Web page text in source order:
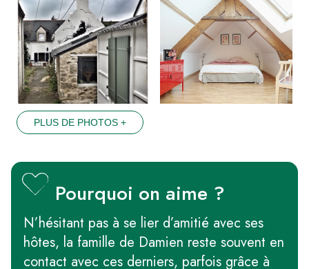
PLUS DE PHOTOS +
Pourquoi on aime ?
N’hésitant pas à se lier d’amitié avec ses
hôtes, la famille de Damien reste souvent en
contact avec ces derniers, parfois grâce à